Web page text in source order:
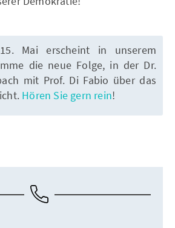
Mai erscheint in unserem
die neue Folge, in der Dr.
mit Prof. Di Fabio über das
Hören Sie gern rein!